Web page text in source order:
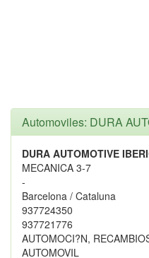
Automoviles: DURA
DURA AUTOMOTIVE
MECANICA 3-7
-
Barcelona / Cataluna
937724350
937721776
AUTOMOCI?N,
AUTOMOVIL